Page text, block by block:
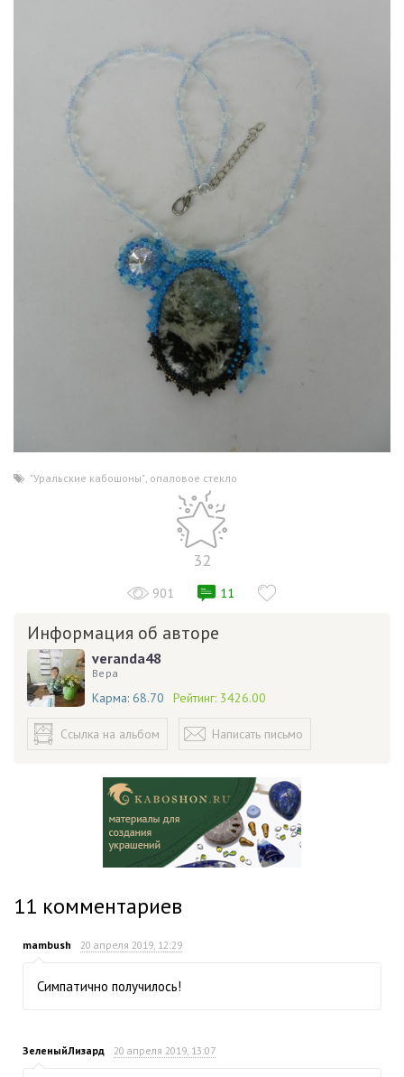
"Уральские кабошоны" опаловое стекло
32
901 11
Информация об авторе
veranda48
Вера
Карма: 68.70 Рейтинг: 3426.00
Ссылка на альбом Написать письмо
11 комментариев
mambush 20 апреля 2019, 12:29
Симпатично получилось!
ЗеленыйЛизард 20 апреля 2019, 13:07